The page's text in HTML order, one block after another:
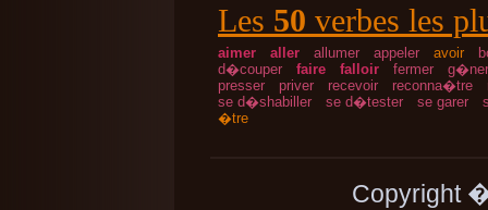
Les 50 verbes les
aimer aller allumer appeler avoir
d�couper
faire falloir fermer
g�ner
presser
priver recevoir reconna�tre
se d�shabiller
se d�tester se garer
�tre
Copyright